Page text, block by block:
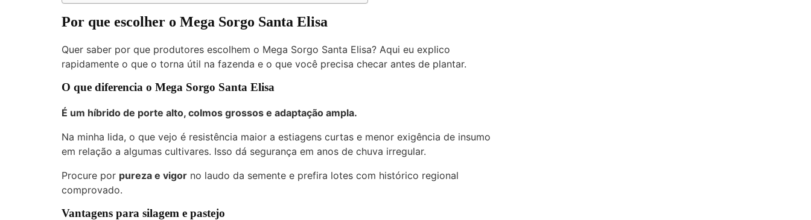
Por que escolher o Mega Sorgo Santa Elisa
Quer saber por que produtores escolhem o Mega Sorgo Santa Elisa? Aqui eu explico
rapidamente o que o torna útil na fazenda e o que você precisa checar antes de plantar.
O que diferencia o Mega Sorgo Santa Elisa
É um híbrido de porte alto, colmos grossos e adaptação ampla.
Na minha lida, o que vejo é resistência maior a estiagens curtas e menor exigência de insumo
em relação a algumas cultivares. Isso dá segurança em anos de chuva irregular.
Procure por pureza e vigor no laudo da semente e prefira lotes com histórico regional
comprovado.
Vantagens para silagem e pastejo